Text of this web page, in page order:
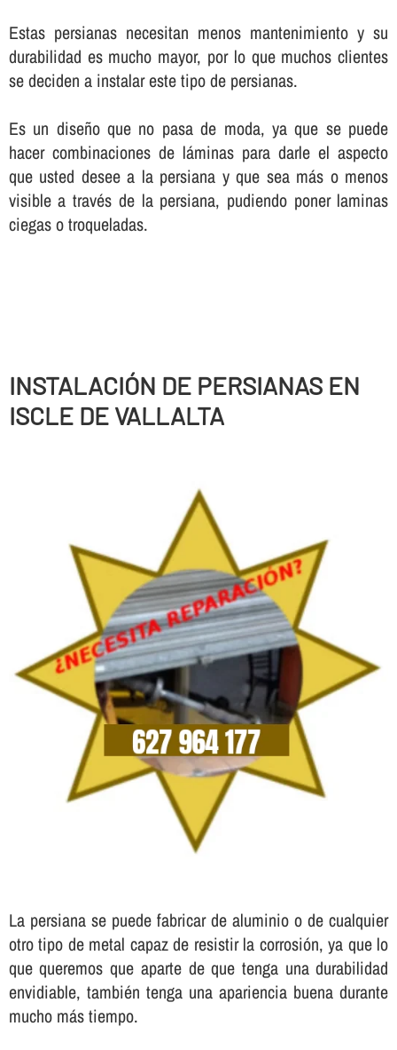
Estas persianas necesitan menos mantenimiento y su
durabilidad es mucho mayor, por lo que muchos clientes
se deciden a instalar este tipo de persianas.
Es un diseño que no pasa de moda, ya que se puede
hacer combinaciones de láminas para darle el aspecto
que usted desee a la persiana y que sea más o menos
visible a través de la persiana, pudiendo poner laminas
ciegas o troqueladas.
INSTALACIÓN DE PERSIANAS EN
ISCLE DE VALLALTA
La persiana se puede fabricar de aluminio o de cualquier
otro tipo de metal capaz de resistir la corrosión, ya que lo
que queremos que aparte de que tenga una durabilidad
envidiable, también tenga una apariencia buena durante
mucho más tiempo.